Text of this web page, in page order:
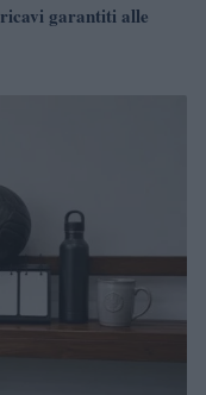
garantiti alle